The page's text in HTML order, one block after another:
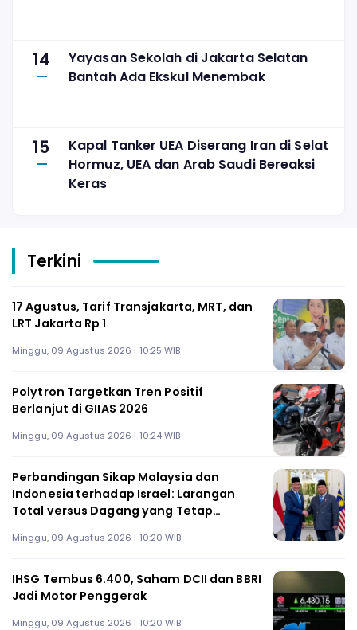
14
Yayasan Sekolah di Jakarta Selatan
Bantah Ada Ekskul Menembak
15
Kapal Tanker UEA Diserang Iran di Selat
Hormuz, UEA dan Arab Saudi Bereaksi
Keras
Terkini
17 Agustus, Tarif Transjakarta, MRT, dan
LRT Jakarta Rp 1
Minggu, 09 Agustus 2026 | 10:25 WIB
Polytron Targetkan Tren Positif
Berlanjut di GIIAS 2026
Minggu, 09 Agustus 2026 | 10:24 WIB
Perbandingan Sikap Malaysia dan
Indonesia terhadap Israel: Larangan
Total versus Dagang yang Tetap
Minggu, 09 Agustus 2026 | 10:20 WIB
IHSG Tembus 6.400, Saham DCII dan BBRI
Jadi Motor Penggerak
Minggu, 09 Agustus 2026 | 10:20 WIB